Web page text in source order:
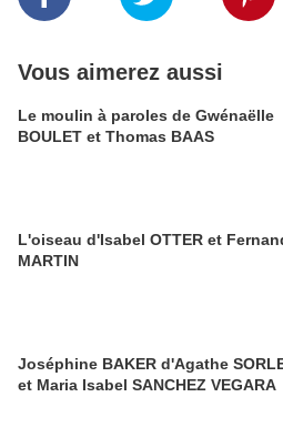
Vous aimerez aussi
Le moulin à paroles de Gwénaëlle
BOULET et Thomas BAAS
L'oiseau d'Isabel OTTER et
MARTIN
Joséphine BAKER d'Agathe
et Maria Isabel SANCHEZ VEGARA